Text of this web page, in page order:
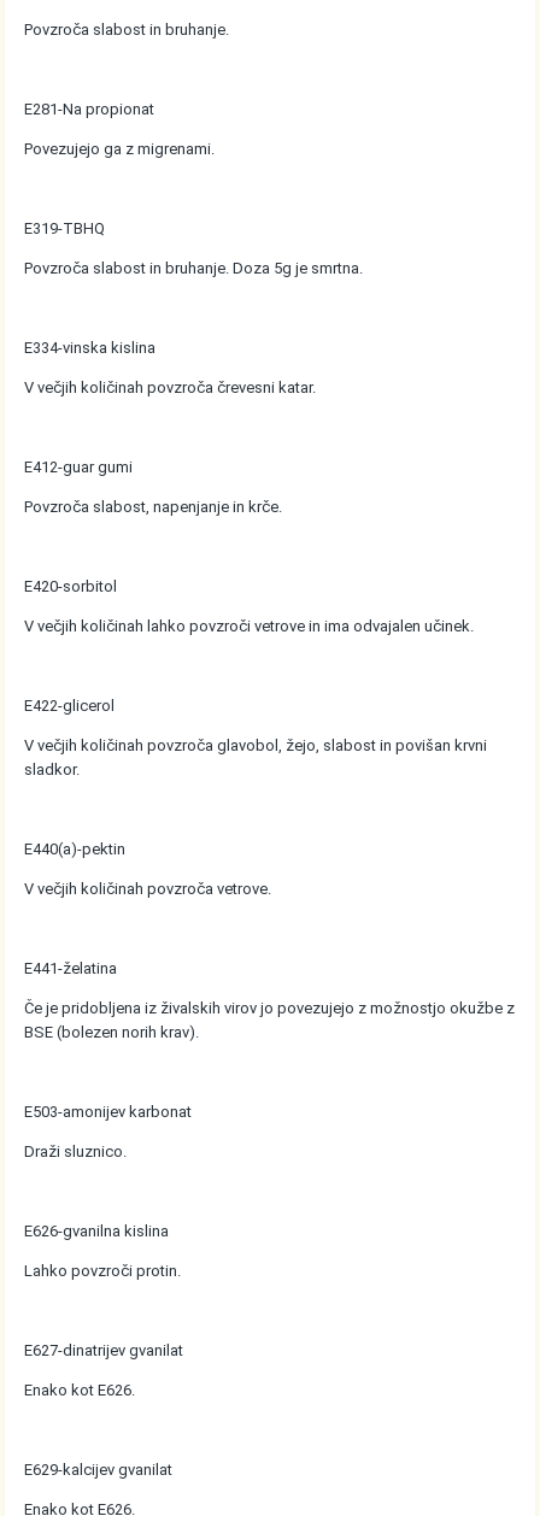
Povzroča slabost in bruhanje.
E281-Na propionat
Povezujejo ga z migrenami.
E319-TBHQ
Povzroča slabost in bruhanje. Doza 5g je smrtna.
E334-vinska kislina
V večjih količinah povzroča črevesni katar.
E412-guar gumi
Povzroča slabost, napenjanje in krče.
E420-sorbitol
V večjih količinah lahko povzroči vetrove in ima odvajalen učinek.
E422-glicerol
V večjih količinah povzroča glavobol, žejo, slabost in povišan krvni
sladkor.
E440(a)-pektin
V večjih količinah povzroča vetrove.
E441-želatina
Če je pridobljena iz živalskih virov jo povezujejo z možnostjo okužbe z
BSE (bolezen norih krav).
E503-amonijev karbonat
Draži sluznico.
E626-gvanilna kislina
Lahko povzroči protin.
E627-dinatrijev gvanilat
Enako kot E626.
E629-kalcijev gvanilat
Enako kot E626.